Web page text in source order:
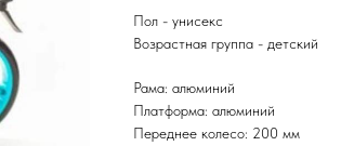
Пол - унисекс
Возрастная группа - детский
Рама: алюминий
Платформа: алюминий
Переднее колесо: 200 мм